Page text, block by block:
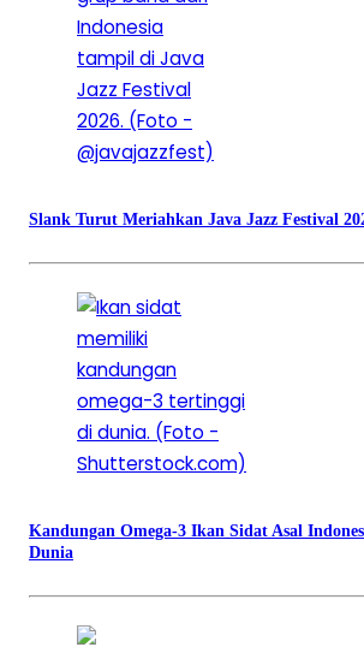
Slank Turut Meriahkan Java Jazz Festival
Kandungan Omega-3 Ikan Sidat Asal
Dunia